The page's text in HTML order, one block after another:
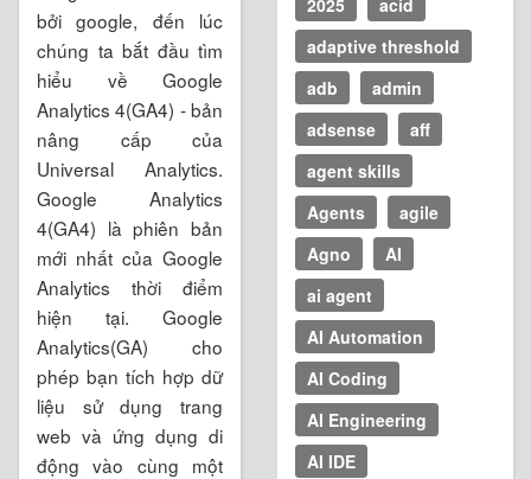
bởi google, đến lúc
chúng ta bắt đầu tìm
hiểu về Google
Analytics 4(GA4) - bản
nâng cấp của
Universal Analytics.
Google Analytics
4(GA4) là phiên bản
mới nhất của Google
Analytics thời điểm
hiện tại. Google
Analytics(GA) cho
phép bạn tích hợp dữ
liệu sử dụng trang
web và ứng dụng di
động vào cùng một
2025
acid
adaptive threshold
adb
admin
adsense
aff
agent skills
Agents
agile
Agno
AI
ai agent
AI Automation
AI Coding
AI Engineering
AI IDE